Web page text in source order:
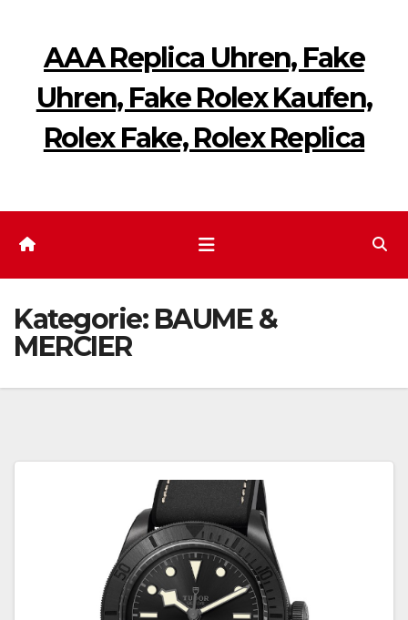
springenAAA Replica Uhren, Fake
Uhren, Fake Rolex Kaufen,
Rolex Fake, Rolex Replica
Kategorie: BAUME &
MERCIER